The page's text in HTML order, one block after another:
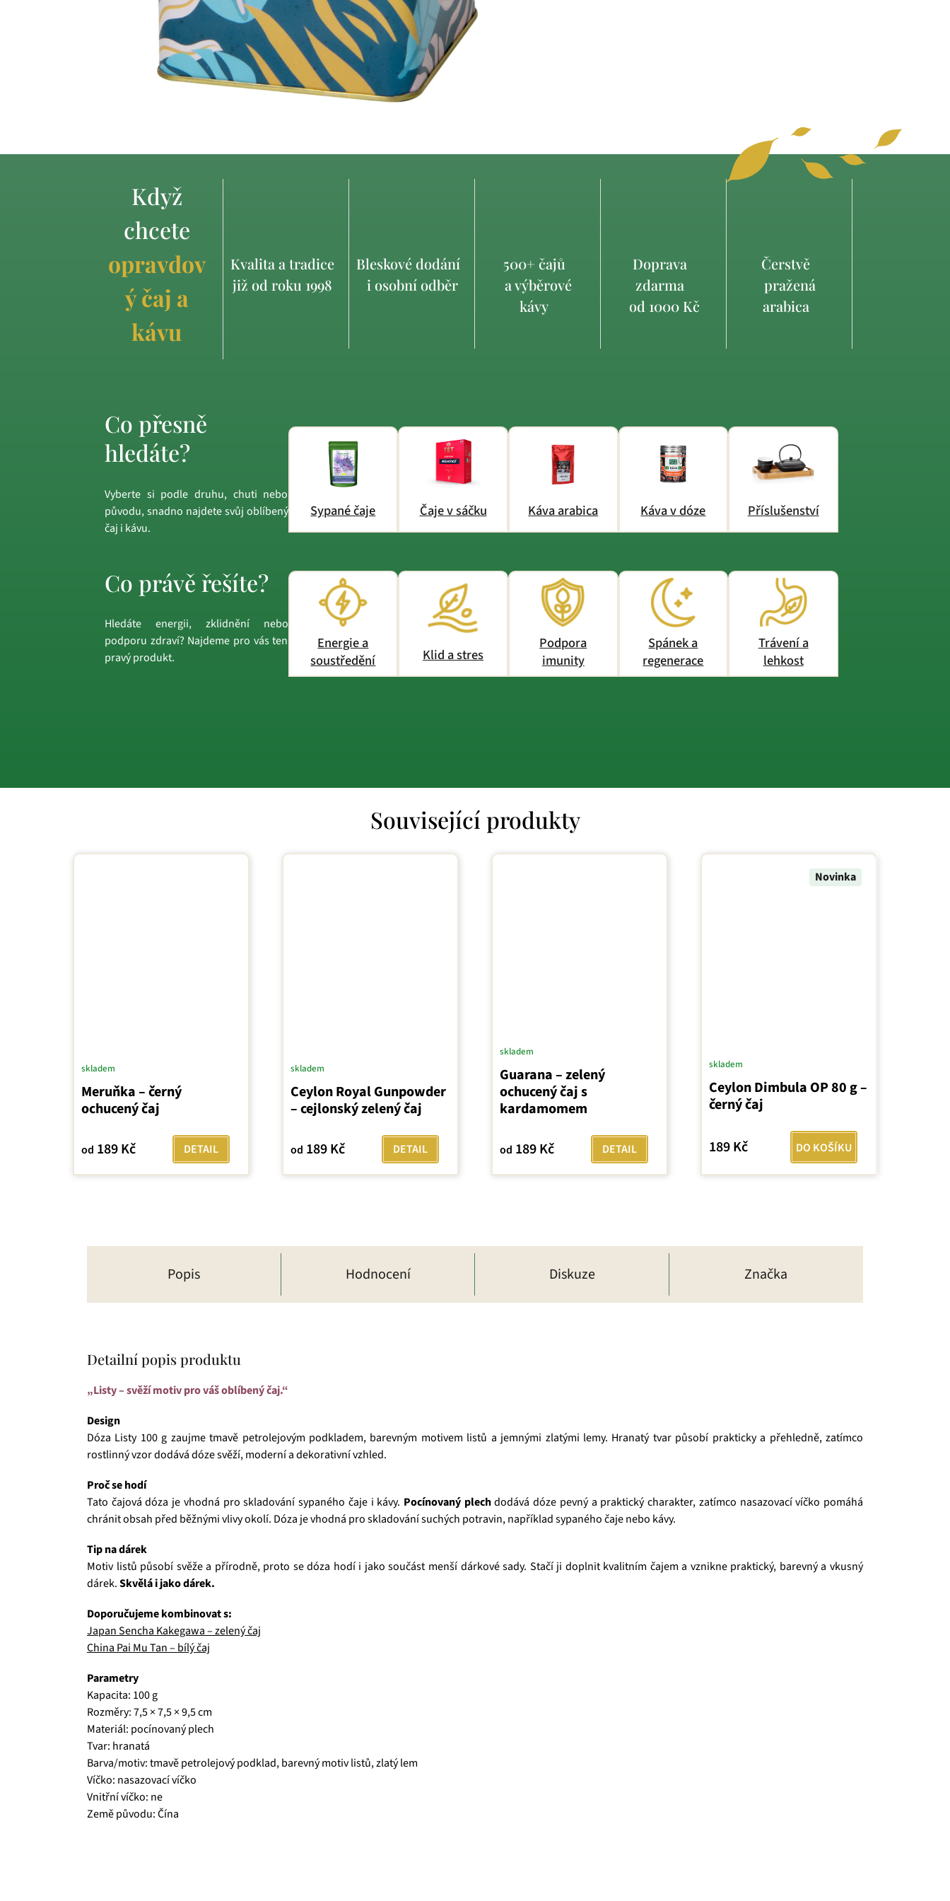
Když
chcete
opravdov
ý čaj a
kávu
Kvalita a tradice
již od roku 1998
Bleskové dodání
i osobní odběr
500+ čajů
a výběrové
kávy
Doprava
zdarma
od 1000 Kč
Čerstvě
pražená
arabica
Co přesně
hledáte?
Vyberte si podle druhu, chuti nebo
původu, snadno najdete svůj oblíbený
čaj i kávu.
Sypané čaje Čaje v sáčku Káva arabica Káva v dóze Příslušenství
Co právě řešíte?
Hledáte energii, zklidnění nebo
podporu zdraví? Najdeme pro vás ten
pravý produkt.
Energie a
soustředění
Klid a stres
Podpora
imunity
Spánek a
regenerace
Trávení a
lehkost
Související produkty
Meruňka – černý
ochucený čaj
skladem
od 189 Kč DETAIL
Ceylon Royal Gunpowder
– cejlonský zelený čaj
skladem
od 189 Kč DETAIL
Guarana – zelený
ochucený čaj s
kardamomem
skladem
od 189 Kč DETAIL
Novinka
Ceylon Dimbula OP 80 g –
černý čaj
skladem
189 Kč DO KOŠÍKU
Popis Hodnocení Diskuze Značka
Detailní popis produktu
„Listy – svěží motiv pro váš oblíbený čaj.“
Design
Dóza Listy 100 g zaujme tmavě petrolejovým podkladem, barevným motivem listů a jemnými zlatými lemy. Hranatý tvar působí prakticky a přehledně, zatímco
rostlinný vzor dodává dóze svěží, moderní a dekorativní vzhled.
Proč se hodí
Tato čajová dóza je vhodná pro skladování sypaného čaje i kávy. Pocínovaný plechdodává dóze pevný a praktický charakter, zatímco nasazovací víčko pomáhá
chránit obsah před běžnými vlivy okolí. Dóza je vhodná pro skladování suchých potravin, například sypaného čaje nebo kávy.
Tip na dárek
Motiv listů působí svěže a přírodně, proto se dóza hodí i jako součást menší dárkové sady. Stačí ji doplnit kvalitním čajem a vznikne praktický, barevný a vkusný
dárek.Skvělá i jako dárek.
Doporučujeme kombinovat s:
Japan Sencha Kakegawa – zelený čaj
China Pai Mu Tan – bílý čaj
Parametry
Kapacita: 100 g
Rozměry: 7,5 × 7,5 × 9,5 cm
Materiál: pocínovaný plech
Tvar: hranatá
Barva/motiv: tmavě petrolejový podklad, barevný motiv listů, zlatý lem
Víčko: nasazovací víčko
Vnitřní víčko: ne
Země původu: Čína